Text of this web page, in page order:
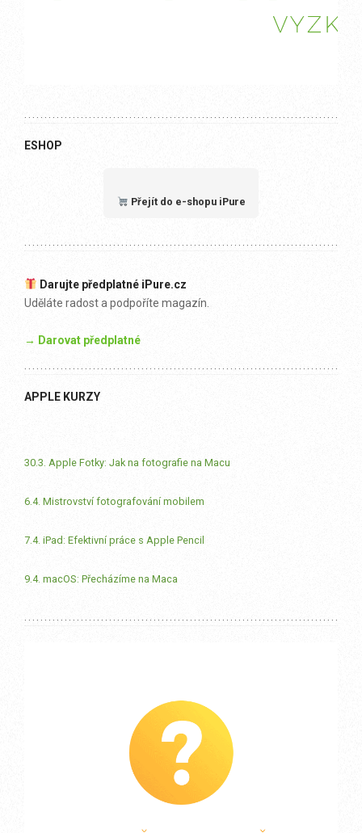
ESHOP
Přejít do e-shopu iPure
Darujte předplatné iPure.cz
Uděláte radost a podpoříte magazín.
→ Darovat předplatné
APPLE KURZY
30.3. Apple Fotky: Jak na fotografie na Macu
6.4. Mistrovství fotografování mobilem
7.4. iPad: Efektivní práce s Apple Pencil
9.4. macOS: Přecházíme na Maca